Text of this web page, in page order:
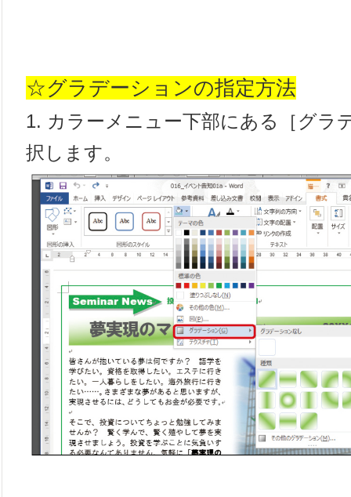
☆グラデーションの指定方法
1. カラーメニュー下部にある［グラ
択します。